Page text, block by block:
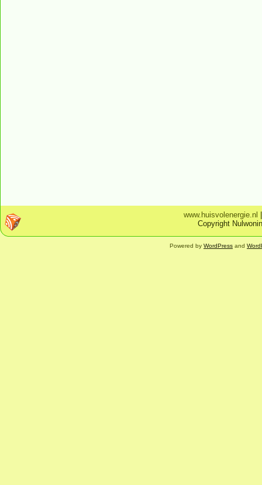
www.huisvolenergie.nl
Copyright
Powered by WordPress and